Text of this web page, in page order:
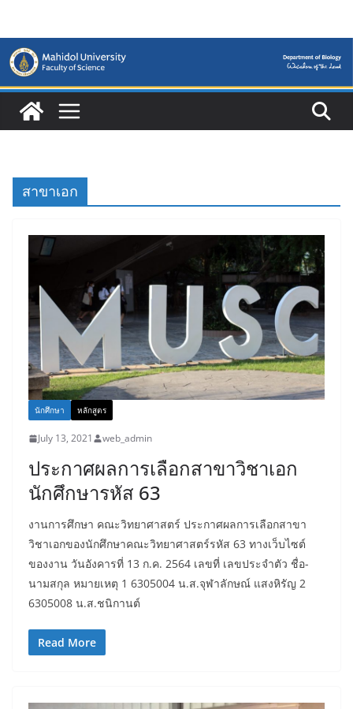
content
สาขาเอก
นักศึกษา หลักสูตร
July 13, 2021 web_admin
ประกาศผลการเลือกสาขาวิชาเอก
นักศึกษารหัส 63
งานการศึกษา คณะวิทยาศาสตร์ ประกาศผลการเลือกสาขา
วิชาเอกของนักศึกษาคณะวิทยาศาสตร์รหัส 63 ทางเว็บไซต์
ของงาน วันอังคารที่ 13 ก.ค. 2564 เลขที่ เลขประจำตัว ชื่อ-
นามสกุล หมายเหตุ 1 6305004 น.ส.จุฬาลักษณ์ แสงหิรัญ 2
6305008 น.ส.ชนิกานต์
Read More